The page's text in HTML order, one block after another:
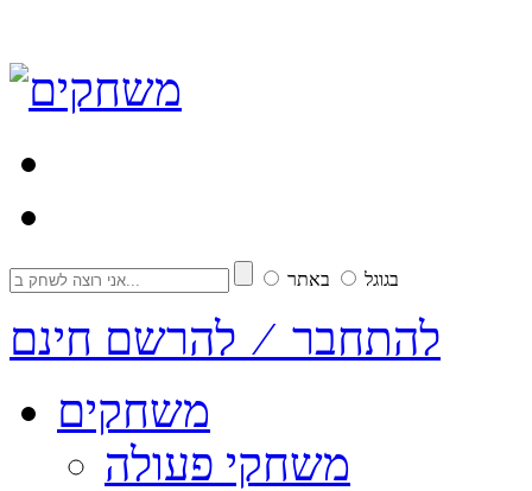
בגוגל באתר
להתחבר ⁄ להרשם חינם
משחקים
משחקי פעולה